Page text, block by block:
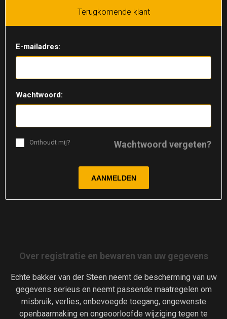
Terugkomende klant
E-mailadres:
Wachtwoord:
Wachtwoord vergeten?
Onthoudt mij?
Over registratie en bewaren van uw gegevens
Echte bakker van der Steen neemt de bescherming van uw
gegevens serieus en neemt passende maatregelen om
misbruik, verlies, onbevoegde toegang, ongewenste
openbaarmaking en ongeoorloofde wijziging tegen te